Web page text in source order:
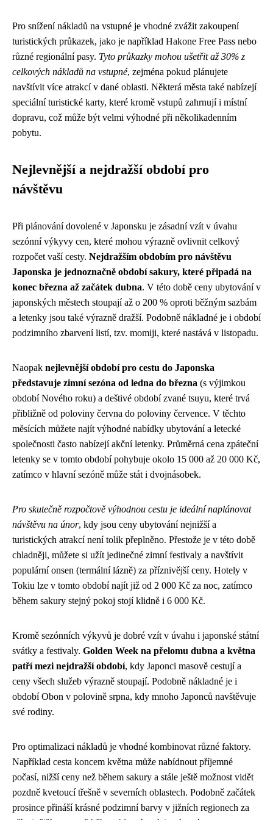
Pro snížení nákladů na vstupné je vhodné zvážit zakoupení
turistických průkazek, jako je například Hakone Free Pass nebo
různé regionální pasy. Tyto průkazky mohou ušetřit až 30% z
celkových nákladů na vstupné, zejména pokud plánujete
navštívit více atrakcí v dané oblasti. Některá města také nabízejí
speciální turistické karty, které kromě vstupů zahrnují i místní
dopravu, což může být velmi výhodné při několikadenním
pobytu.
Nejlevnější a nejdražší období pro
návštěvu
Při plánování dovolené v Japonsku je zásadní vzít v úvahu
sezónní výkyvy cen, které mohou výrazně ovlivnit celkový
rozpočet vaší cesty. Nejdražším obdobím pro návštěvu
Japonska je jednoznačně období sakury, které připadá na
konec března až začátek dubna. V této době ceny ubytování v
japonských městech stoupají až o 200 % oproti běžným sazbám
a letenky jsou také výrazně dražší. Podobně nákladné je i období
podzimního zbarvení listí, tzv. momiji, které nastává v listopadu.
Naopak nejlevnější období pro cestu do Japonska
představuje zimní sezóna od ledna do března (s výjimkou
období Nového roku) a deštivé období zvané tsuyu, které trvá
přibližně od poloviny června do poloviny července. V těchto
měsících můžete najít výhodné nabídky ubytování a letecké
společnosti často nabízejí akční letenky. Průměrná cena zpáteční
letenky se v tomto období pohybuje okolo 15 000 až 20 000 Kč,
zatímco v hlavní sezóně může stát i dvojnásobek.
Pro skutečně rozpočtově výhodnou cestu je ideální naplánovat
návštěvu na únor, kdy jsou ceny ubytování nejnižší a
turistických atrakcí není tolik přeplněno. Přestože je v této době
chladněji, můžete si užít jedinečné zimní festivaly a navštívit
populární onsen (termální lázně) za příznivější ceny. Hotely v
Tokiu lze v tomto období najít již od 2 000 Kč za noc, zatímco
během sakury stejný pokoj stojí klidně i 6 000 Kč.
Kromě sezónních výkyvů je dobré vzít v úvahu i japonské státní
svátky a festivaly. Golden Week na přelomu dubna a května
patří mezi nejdražší období, kdy Japonci masově cestují a
ceny všech služeb výrazně stoupají. Podobně nákladné je i
období Obon v polovině srpna, kdy mnoho Japonců navštěvuje
své rodiny.
Pro optimalizaci nákladů je vhodné kombinovat různé faktory.
Například cesta koncem května může nabídnout příjemné
počasí, nižší ceny než během sakury a stále ještě možnost vidět
pozdně kvetoucí třešně v severních oblastech. Podobně začátek
prosince přináší krásné podzimní barvy v jižních regionech za